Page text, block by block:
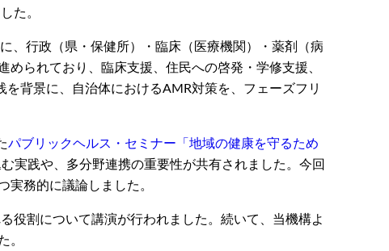
た。
、行政（県・保健所）・臨床（医療機関）・薬剤（病
られており、臨床支援、住民への啓発・学修支援、
背景に、自治体におけるAMR対策を、フェーズフリ
パブリックヘルス・セミナー「地域の健康を守るため
実践や、多分野連携の重要性が共有されました。今回
務的に議論しました。
役割について講演が行われました。続いて、当機構よ
。